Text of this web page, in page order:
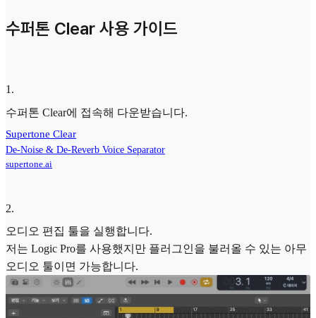
수퍼톤 Clear 사용 가이드
1 .
수퍼톤 Clear에 접속해 다운받습니다.
Supertone Clear
De-Noise & De-Reverb Voice Separator
supertone.ai
2.
오디오 편집 툴을 실행합니다.
저는 Logic Pro를 사용했지만 플러그인을 불러올 수 있는 아무
오디오 툴이면 가능합니다.